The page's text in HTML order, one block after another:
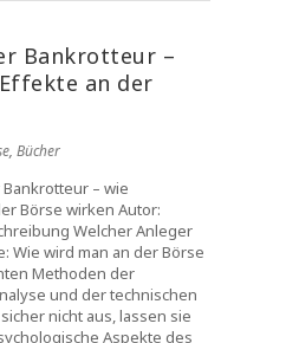
Bankrotteur –
an der
, Bücher
– wie
Börse wirken Autor:
Welcher Anleger
Wie wird man an der Börse
Methoden der
und der technischen
nicht aus, lassen sie
Aspekte des